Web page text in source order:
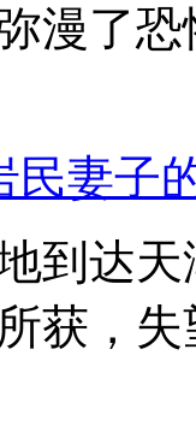
漫了
民妻子
到达
获，